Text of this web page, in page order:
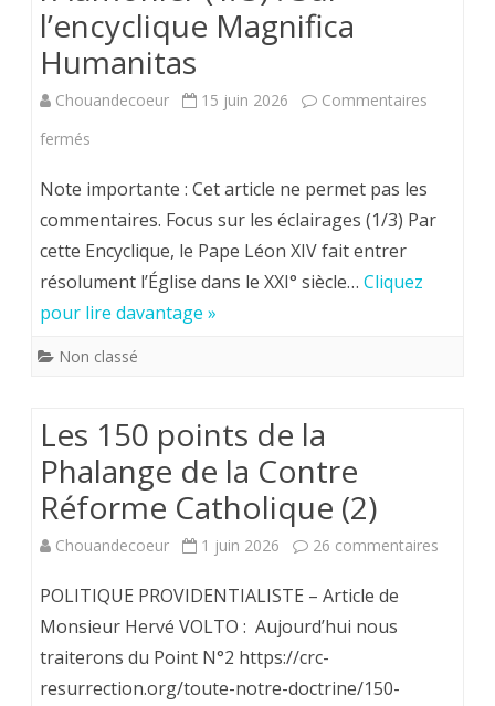
l’encyclique
Magnifica
l’encyclique Magnifica
Humanitas
Chouandecoeur 15 juin 2026
Commentaires
fermés
Mot
de
Monsieur
Sur
l’encyclique
Magnifica
Note importante : Cet article ne permet pas les
commentaires. Focus sur les éclairages (1/3) Par
cette Encyclique, le Pape Léon XIV fait entrer
résolument l’Église dans le XXI° siècle… Cliquez
pour lire davantage »
Non classé
Les 150 points de la
Phalange de la Contre
Réforme Catholique (2)
Chouandecoeur 1 juin 2026 26 commentaires
POLITIQUE PROVIDENTIALISTE – Article de
Monsieur Hervé VOLTO : Aujourd’hui nous
traiterons du Point N°2 https://crc-
resurrection.org/toute-notre-doctrine/150-